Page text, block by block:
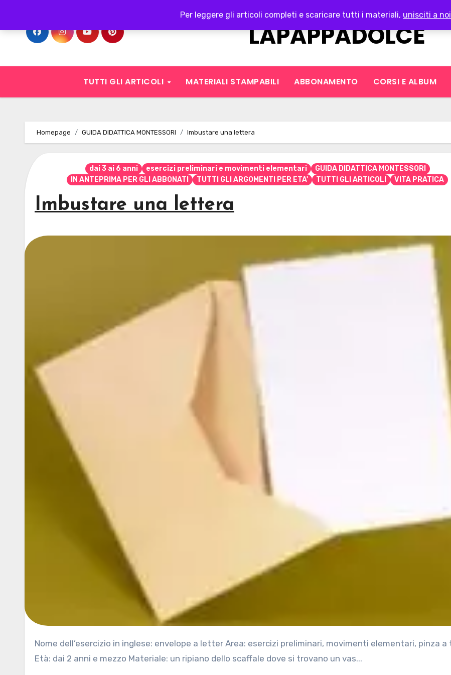
Per leggere gli articoli completi e scaricare tutti i materiali, unisciti a noi
content
LAPAPPADOLCE
TUTTI GLI ARTICOLI MATERIALI STAMPABILI ABBONAMENTO CORSI E ALBUM
Homepage GUIDA DIDATTICA MONTESSORI Imbustare una lettera
dai 3 ai 6 anni esercizi preliminari e movimenti elementari
GUIDA DIDATTICA MONTESSORI
IN ANTEPRIMA PER GLI ABBONATI
TUTTI GLI ARGOMENTI PER ETA' TUTTI GLI ARTICOLI VITA PRATICA
Imbustare una lettera
Nome dell’esercizio in inglese: envelope a letter Area: esercizi preliminari, movimenti elementari, pinza a tre dita
Età: dai 2 anni e mezzo Materiale: un ripiano dello scaffale dove si trovano un vas...